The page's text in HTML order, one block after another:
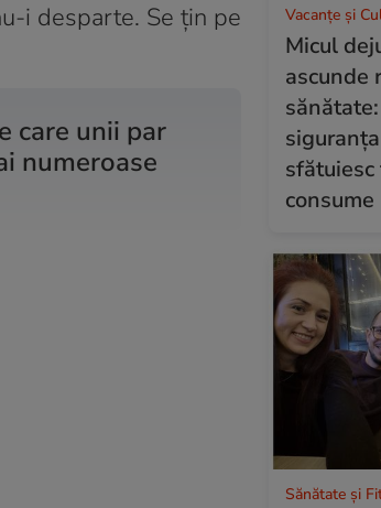
i desparte. Se țin pe
care unii par
numeroase
Vacanțe și
Micul
ascunde
consume
Sănătate și